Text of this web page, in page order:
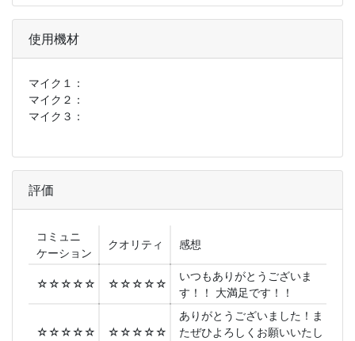
使用機材
マイク１：
マイク２：
マイク３：
評価
コミュニ
ケーション
クオリティ 感想
☆☆☆☆☆ ☆☆☆☆☆
いつもありがとうございま
す！！ 大満足です！！
☆☆☆☆☆ ☆☆☆☆☆
ありがとうございました！ま
たぜひよろしくお願いいたし